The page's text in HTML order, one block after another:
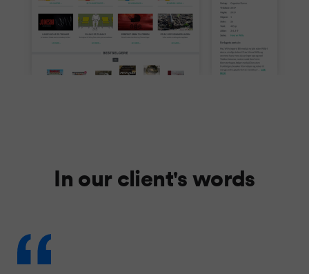
In our client's words